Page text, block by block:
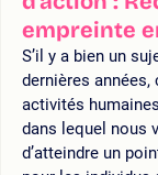
empreinte
S’il y a bien un
dernières années,
activités
dans lequel nous
d’atteindre un